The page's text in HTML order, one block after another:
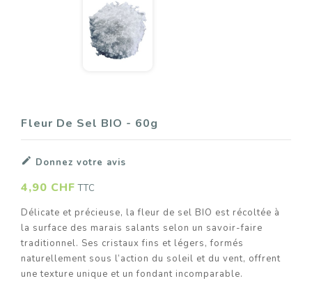
Fleur De Sel BIO - 60g
 Donnez votre avis
4,90 CHF TTC
Délicate et précieuse, la fleur de sel BIO est récoltée à
la surface des marais salants selon un savoir-faire
traditionnel. Ses cristaux fins et légers, formés
naturellement sous l’action du soleil et du vent, offrent
une texture unique et un fondant incomparable.